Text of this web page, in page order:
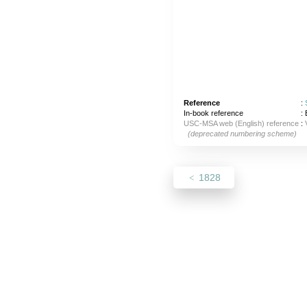
Reference :
In-book reference
:
USC-MSA web (English) reference:
(deprecated numbering scheme)
1828